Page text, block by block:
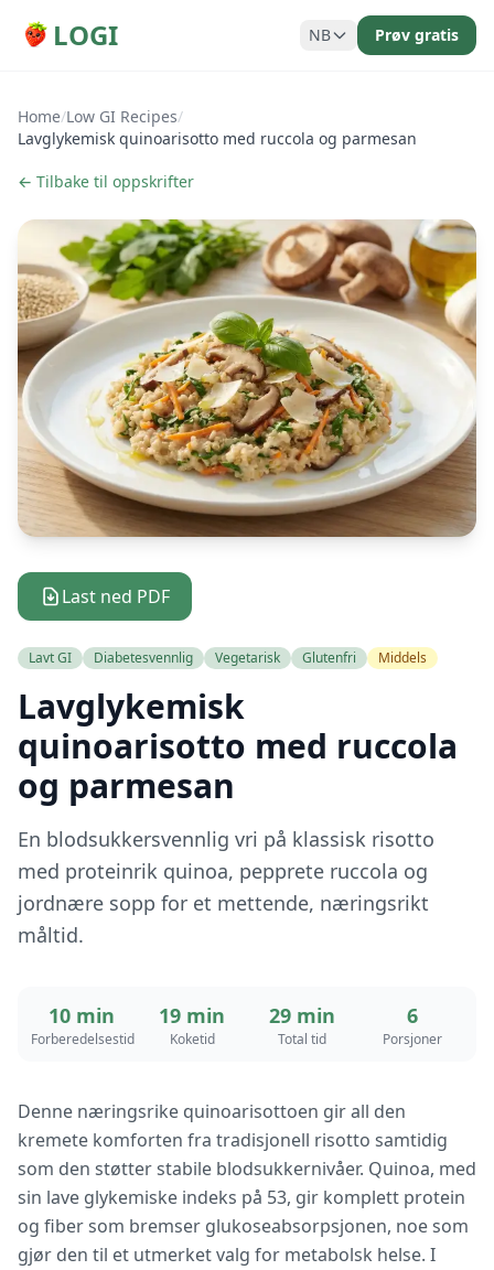
LOGI NB Prøv gratis
Home/Low GI Recipes/
Lavglykemisk quinoarisotto med ruccola og parmesan
← Tilbake til oppskrifter
Last ned PDF
Lavt GI Diabetesvennlig Vegetarisk Glutenfri Middels
Lavglykemisk
quinoarisotto med ruccola
og parmesan
En blodsukkersvennlig vri på klassisk risotto
med proteinrik quinoa, pepprete ruccola og
jordnære sopp for et mettende, næringsrikt
måltid.
10 min
Forberedelsestid
19 min
Koketid
29 min
Total tid
6
Porsjoner
Denne næringsrike quinoarisottoen gir all den
kremete komforten fra tradisjonell risotto samtidig
som den støtter stabile blodsukkernivåer. Quinoa, med
sin lave glykemiske indeks på 53, gir komplett protein
og fiber som bremser glukoseabsorpsjonen, noe som
gjør den til et utmerket valg for metabolsk helse. I